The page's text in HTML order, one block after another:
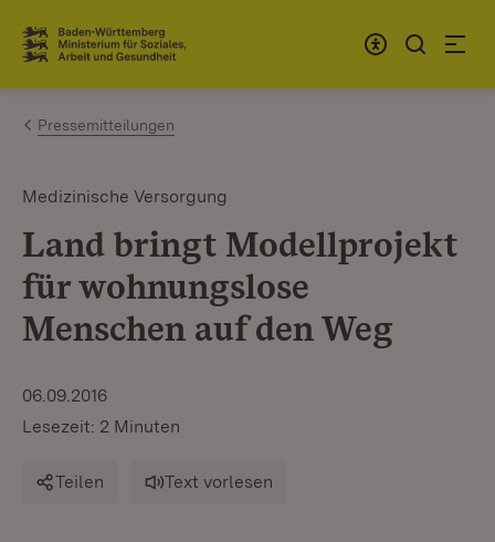
Zum Inhalt springen
Link zur Startseite
Pressemitteilungen
Medizinische Versorgung
Land bringt Modellprojekt
für wohnungslose
Menschen auf den Weg
06.09.2016
Lesezeit: 2 Minuten
Teilen Text vorlesen